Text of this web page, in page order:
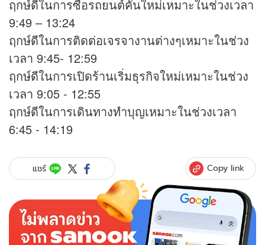
ฤกษ์ดีในการซื้อรถยนต์คันใหม่เหมาะในช่วงเวลา
9:49 – 13:24
ฤกษ์ดีในการติดต่อเจรจางานต่างๆเหมาะในช่วง
เวลา 9:45- 12:59
ฤกษ์ดีในการเปิดร้านเริ่มธุรกิจใหม่เหมาะในช่วง
เวลา 9:05 - 12:55
ฤกษ์ดีในการเดินทางทำบุญเหมาะในช่วงเวลา
6:45 - 14:19
แชร์ Copy link